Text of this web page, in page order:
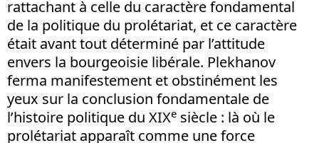
rattachant à celle du caractère fondamental
de la politique du prolétariat, et ce caractère
était avant tout déterminé par l’attitude
envers la bourgeoisie libérale. Plekhanov
ferma manifestement et obstinément les
yeux sur la conclusion fondamentale de
l’histoire politique du XIXe siècle : là où le
prolétariat apparaît comme une force